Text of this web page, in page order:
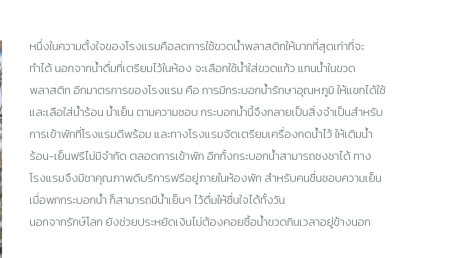
หนึ่งในความตั้งใจของโรงแรมคือลดการใช้ขวดน้ำพลาสติกให้มากที่สุดเท่าที่จะ
ทำได้ นอกจากน้ำดื่มที่เตรียมไว้ในห้อง จะเลือกใช้น้ำใส่ขวดแก้ว แทนน้ำในขวด
พลาสติก อีกมาตรการของโรงแรม คือ การมีกระบอกน้ำรักษาอุณหภูมิ ให้แขกได้ใช้
และเลือใส่น้ำร้อน น้ำเย็น ตามความชอบ กระบอกน้ำนี้จึงกลายเป็นสิ่งจำเป็นสำหรับ
การเข้าพักที่โรงแรมดีพร้อม และทางโรงแรมจัดเตรียมเครื่องกดน้ำไว้ ให้เติมน้ำ
ร้อน-เย็นฟรีไม่มีจำกัด ตลอดการเข้าพัก อีกทั้งกระบอกน้ำสามารถชงชาได้ ทาง
โรงแรมจึงมีชาคุณภาพดีบริการฟรีอยู่ภายในห้องพัก สำหรับคนชื่นชอบความเย็น
เมื่อพกกระบอกน้ำ ก็สามารถมีน้ำเย็นๆ ไว้ดื่มให้ชื่นใจได้ทั้งวัน
นอกจากรักษ์โลก ยังช่วยประหยัดเงินไม่ต้องคอยซื้อน้ำขวดกินเวลาอยู่ข้างนอก